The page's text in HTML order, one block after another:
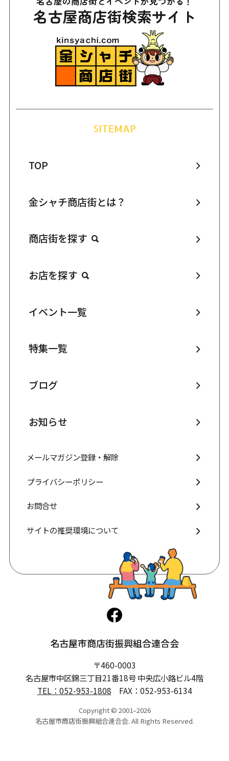
名古屋の商店街とイベントが見つかる！
名古屋商店街検索サイト
SITEMAP
TOP
金シャチ商店街とは？
商店街を探す
お店を探す
イベント一覧
特集一覧
ブログ
お知らせ
メールマガジン登録・解除
プライバシーポリシー
お問合せ
サイトの推奨環境について
名古屋市商店街振興組合連合会
〒460-0003
名古屋市中区錦三丁目21番18号 中央広小路ビル4階
TEL：052-953-1808FAX：052-953-6134
Copyright © 2001–2026
名古屋市商店街振興組合連合会. All Rights Reserved.